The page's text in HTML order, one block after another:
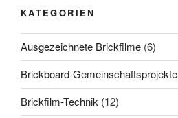
KATEGORIEN
Ausgezeichnete Brickfilme (6)
Brickboard-Gemeinschaftsprojekte
Brickfilm-Technik (12)